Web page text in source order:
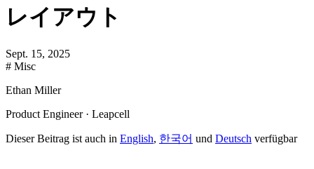
レイアウト
Sept. 15, 2025
# Misc
Ethan Miller
Product Engineer · Leapcell
Dieser Beitrag ist auch in English, 한국어 und Deutsch verfügbar